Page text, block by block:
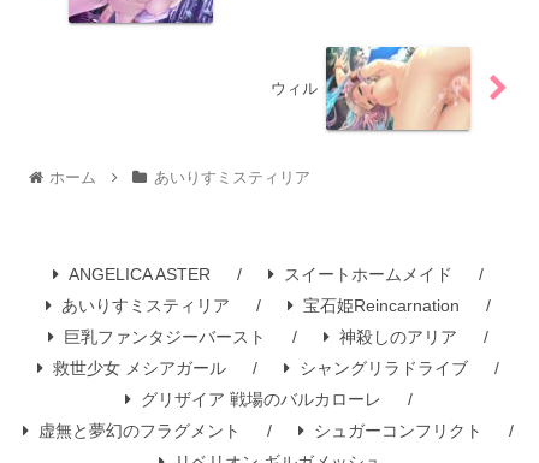
ウィル
ホーム あいりすミスティリア
ANGELICA ASTER
スイートホームメイド
あいりすミスティリア
宝石姫Reincarnation
巨乳ファンタジーバースト
神殺しのアリア
救世少女 メシアガール
シャングリラドライブ
グリザイア 戦場のバルカローレ
虚無と夢幻のフラグメント
シュガーコンフリクト